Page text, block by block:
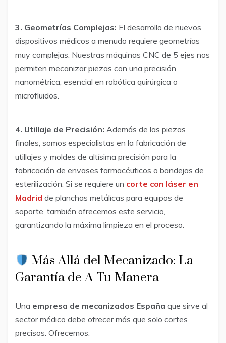
3. Geometrías Complejas: El desarrollo de nuevos
dispositivos médicos a menudo requiere geometrías
muy complejas. Nuestras máquinas CNC de 5 ejes nos
permiten mecanizar piezas con una precisión
nanométrica, esencial en robótica quirúrgica o
microfluidos.
4. Utillaje de Precisión: Además de las piezas
finales, somos especialistas en la fabricación de
utillajes y moldes de altísima precisión para la
fabricación de envases farmacéuticos o bandejas de
esterilización. Si se requiere un corte con láser en
Madrid de planchas metálicas para equipos de
soporte, también ofrecemos este servicio,
garantizando la máxima limpieza en el proceso.
Más Allá del Mecanizado: La
Garantía de A Tu Manera
Una empresa de mecanizados España que sirve al
sector médico debe ofrecer más que solo cortes
precisos. Ofrecemos: